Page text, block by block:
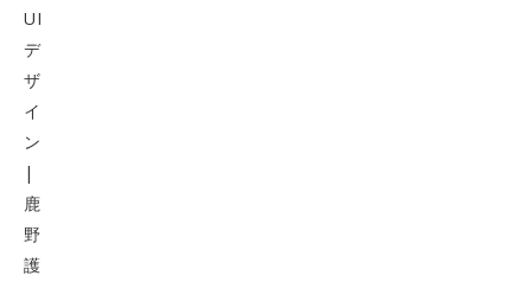
UI
デ
ザ
イ
ン
|
鹿
野
護